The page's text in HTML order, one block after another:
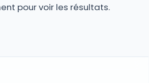
pour voir les résultats.